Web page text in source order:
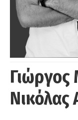
Νικόλας